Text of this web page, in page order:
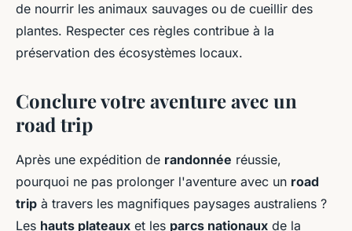
de nourrir les animaux sauvages ou de cueillir des
plantes. Respecter ces règles contribue à la
préservation des écosystèmes locaux.
Conclure votre aventure avec un
road trip
Après une expédition de randonnée réussie,
pourquoi ne pas prolonger l'aventure avec un road
trip à travers les magnifiques paysages australiens ?
Les hauts plateaux et les parcs nationaux de la